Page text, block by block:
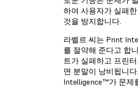
하여 사용자가 실패
것을 방지합니다.
라벨르 씨는 Print
를 절약해 준다고 합
트가 실패하고 프린
면 분말이 낭비됩니
Intelligence™가 문제